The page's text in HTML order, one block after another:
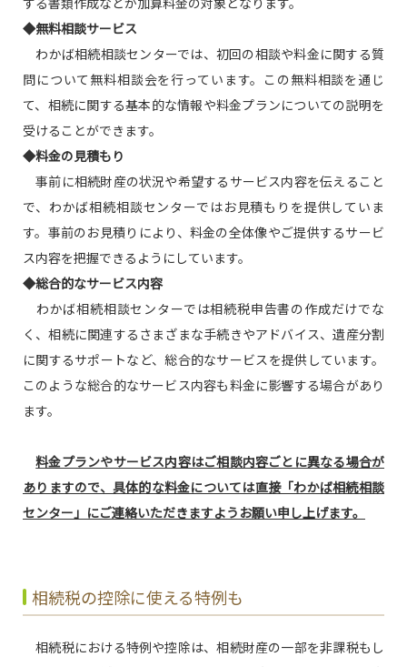
◆無料相談サービス
わかば相続相談センターでは、初回の相談や料金に関する質
問について無料相談会を行っています。この無料相談を通じ
て、相続に関する基本的な情報や料金プランについての説明を
受けることができます。
◆料金の見積もり
事前に相続財産の状況や希望するサービス内容を伝えること
で、わかば相続相談センターではお見積もりを提供していま
す。事前のお見積りにより、料金の全体像やご提供するサービ
ス内容を把握できるようにしています。
◆総合的なサービス内容
わかば相続相談センターでは相続税申告書の作成だけでな
く、相続に関連するさまざまな手続きやアドバイス、遺産分割
に関するサポートなど、総合的なサービスを提供しています。
このような総合的なサービス内容も料金に影響する場合があり
ます。
料金プランやサービス内容はご相談内容ごとに異なる場合が
ありますので、具体的な料金については直接「わかば相続相談
センター」にご連絡いただきますようお願い申し上げます。
相続税の控除に使える特例も
相続税における特例や控除は、相続財産の一部を非課税もし